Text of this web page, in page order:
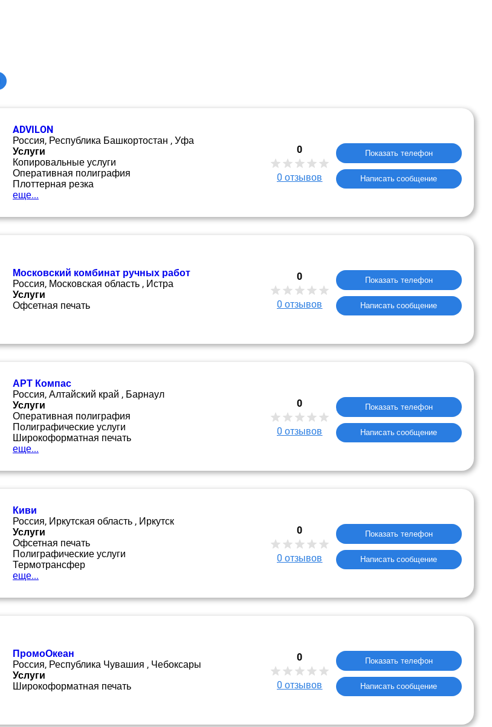
ADVILON
Россия, Республика Башкортостан , Уфа
Услуги
Копировальные услуги
Оперативная полиграфия
Плоттерная резка
еще...
0
0 отзывов
Показать телефон
Написать сообщение
Московский комбинат ручных работ
Россия, Московская область , Истра
Услуги
Офсетная печать
0
0 отзывов
Показать телефон
Написать сообщение
АРТ Компас
Россия, Алтайский край , Барнаул
Услуги
Оперативная полиграфия
Полиграфические услуги
Широкоформатная печать
еще...
0
0 отзывов
Показать телефон
Написать сообщение
Киви
Россия, Иркутская область , Иркутск
Услуги
Офсетная печать
Полиграфические услуги
Термотрансфер
еще...
0
0 отзывов
Показать телефон
Написать сообщение
ПромоОкеан
Россия, Республика Чувашия , Чебоксары
Услуги
Широкоформатная печать
0
0 отзывов
Показать телефон
Написать сообщение